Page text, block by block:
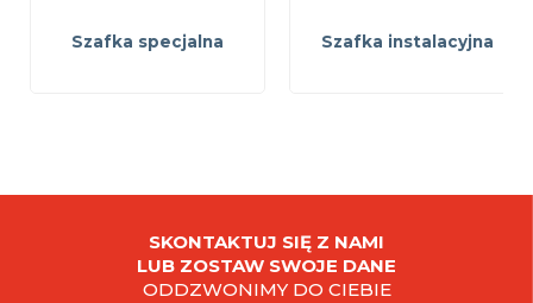
Szafka specjalna Szafka instalacyjna
SKONTAKTUJ SIĘ Z NAMI
LUB ZOSTAW SWOJE DANE
ODDZWONIMY DO CIEBIE